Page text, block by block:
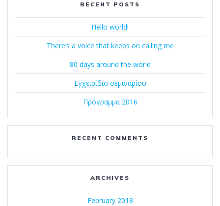
RECENT POSTS
Hello world!
There’s a voice that keeps on calling me
80 days around the world
Εγχειρίδιο σεμιναρίου
Πρόγραμμα 2016
RECENT COMMENTS
ARCHIVES
February 2018